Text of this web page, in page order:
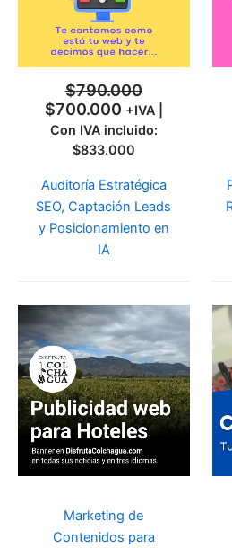
$790.000
$700.000 +IVA |
Con IVA incluido:
$833.000
Auditoría Estratégica
SEO, Captación Leads
y Posicionamiento en
IA
Marketing de
Contenidos para